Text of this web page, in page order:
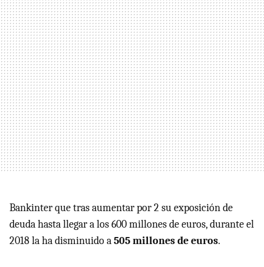
Bankinter que tras aumentar por 2 su exposición de
deuda hasta llegar a los 600 millones de euros, durante el
2018 la ha disminuido a505 millones de euros.